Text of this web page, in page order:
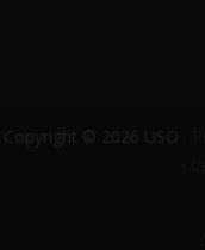
Copyright © 2026 USO ·